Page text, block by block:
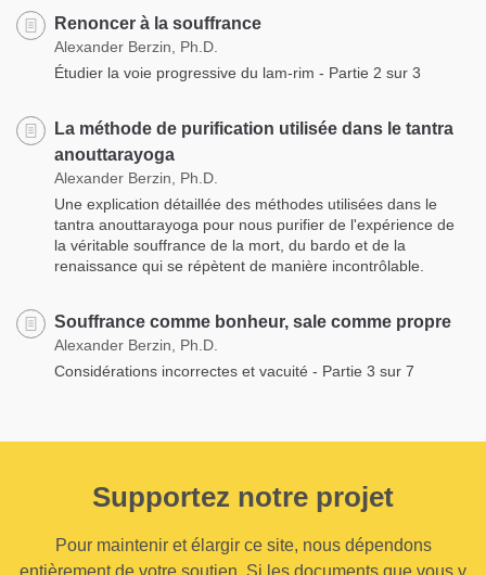
Renoncer à la souffrance
Alexander Berzin, Ph.D.
Étudier la voie progressive du lam-rim - Partie 2 sur 3
La méthode de purification utilisée dans le tantra
anouttarayoga
Alexander Berzin, Ph.D.
Une explication détaillée des méthodes utilisées dans le
tantra anouttarayoga pour nous purifier de l'expérience de
la véritable souffrance de la mort, du bardo et de la
renaissance qui se répètent de manière incontrôlable.
Souffrance comme bonheur, sale comme propre
Alexander Berzin, Ph.D.
Considérations incorrectes et vacuité - Partie 3 sur 7
Supportez notre projet
Pour maintenir et élargir ce site, nous dépendons
entièrement de votre soutien. Si les documents que vous y